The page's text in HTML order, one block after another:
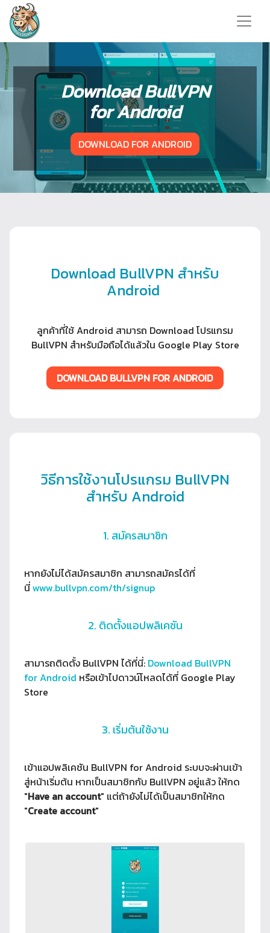
Download BullVPN
for Android
DOWNLOAD FOR ANDROID
Download BullVPN สำหรับ
Android
ลูกค้าที่ใช้ Android สามารถ Download โปรแกรม
BullVPN สำหรับมือถือได้แล้วใน Google Play Store
DOWNLOAD BULLVPN FOR ANDROID
วิธีการใช้งานโปรแกรม BullVPN
สำหรับ Android
1. สมัครสมาชิก
หากยังไม่ได้สมัครสมาชิก สามารถสมัครได้ที่
นี่www.bullvpn.com/th/signup
2. ติดตั้งแอปพลิเคชัน
สามารถติดตั้ง BullVPN ได้ที่นี่: Download BullVPN
for Android หรือเข้าไปดาวน์โหลดได้ที่ Google Play
Store
3. เริ่มต้นใช้งาน
เข้าแอปพลิเคชัน BullVPN for Android ระบบจะผ่านเข้า
สู่หน้าเริ่มต้น หากเป็นสมาชิกกับ BullVPN อยู่แล้ว ให้กด
"Have an account" แต่ถ้ายังไม่ได้เป็นสมาชิกให้กด
"Create account"